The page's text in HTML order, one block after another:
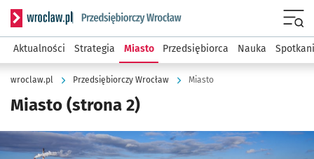
Serwis informacyjny wroclaw.pl podserwis: Strategia
Aktualności Strategia Miasto Przedsiębiorca Nauka
wroclaw.pl Przedsiębiorczy Wrocław Miasto
Miasto (strona 2)
Kliknij, aby powiększyć